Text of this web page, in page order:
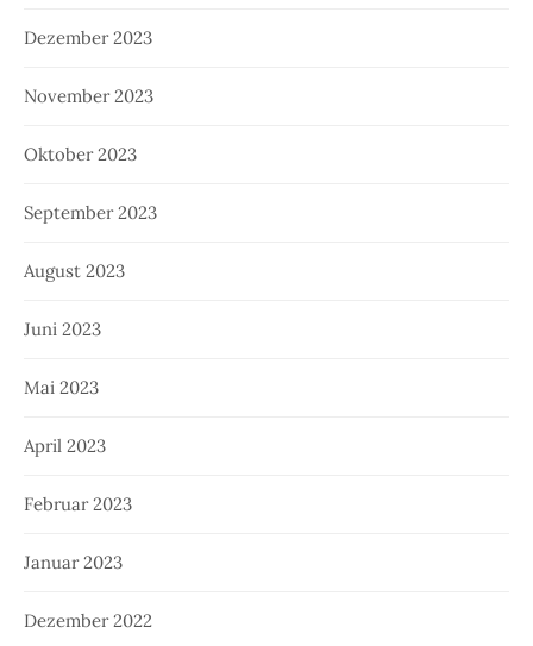
Dezember 2023
November 2023
Oktober 2023
September 2023
August 2023
Juni 2023
Mai 2023
April 2023
Februar 2023
Januar 2023
Dezember 2022